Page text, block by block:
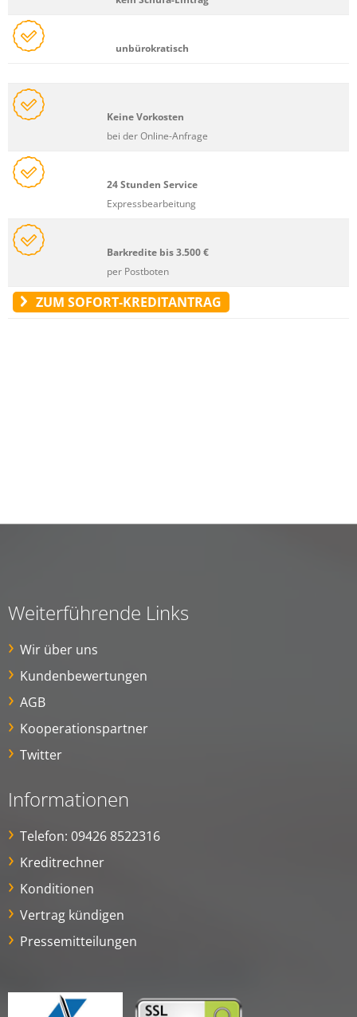
unbürokratisch
Keine Vorkosten
bei der Online-Anfrage
24 Stunden Service
Expressbearbeitung
Barkredite bis 3.500 €
per Postboten
ZUM SOFORT-KREDITANTRAG
Weiterführende Links
Wir über uns
Kundenbewertungen
AGB
Kooperationspartner
Twitter
Informationen
Telefon: 09426 8522316
Kreditrechner
Konditionen
Vertrag kündigen
Pressemitteilungen